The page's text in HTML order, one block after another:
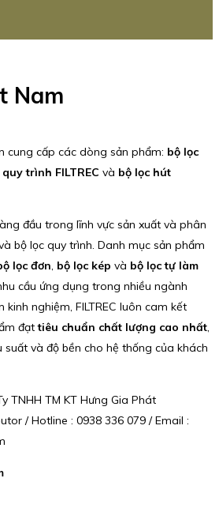
Nam
cung cấp các dòng sản phẩm: bộ lọc
trình FILTREC và bộ lọc hút
đầu trong lĩnh vực sản xuất và phân
bộ lọc quy trình. Danh mục sản phẩm
lọc đơn, bộ lọc kép và bộ lọc tự làm
cầu ứng dụng trong nhiều ngành
kinh nghiệm, FILTREC luôn cam kết
đạttiêu chuẩn chất lượng cao nhất,
và độ bền cho hệ thống của khách
TNHH TM KT Hưng Gia Phát
/ Hotline : 0938 336 079 / Email :